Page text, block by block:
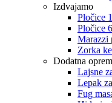
Izdvajamo
Pločice
Pločice
Marazzi
Zorka
Dodatna
Lajsne
Lepak
Fug